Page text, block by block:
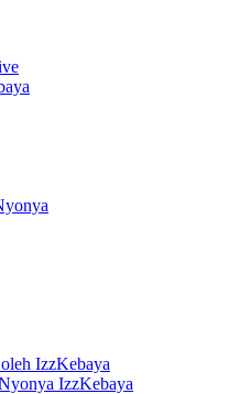
IzzKebaya
IzzKebaya